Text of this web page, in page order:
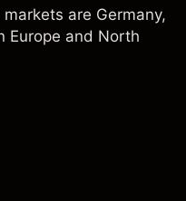
are Germany,
Europe and North